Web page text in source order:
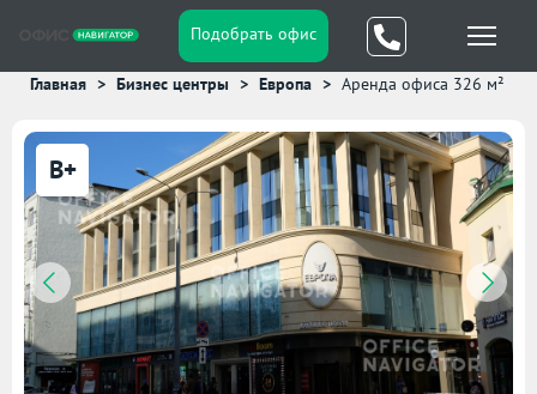
Подобрать офис
Главная Бизнес центры Европа Аренда офиса 326 м²
B+